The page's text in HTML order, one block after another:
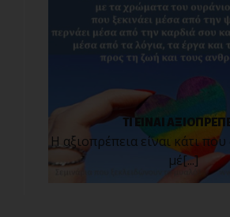
ΤΙ ΕΙΝΑΙ
Η αξιοπρέπεια είναι κάτι που
μέ[...]